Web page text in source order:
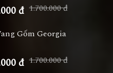
đ 1.700.000 đ
Gốm Georgia
đ 1.700.000 đ